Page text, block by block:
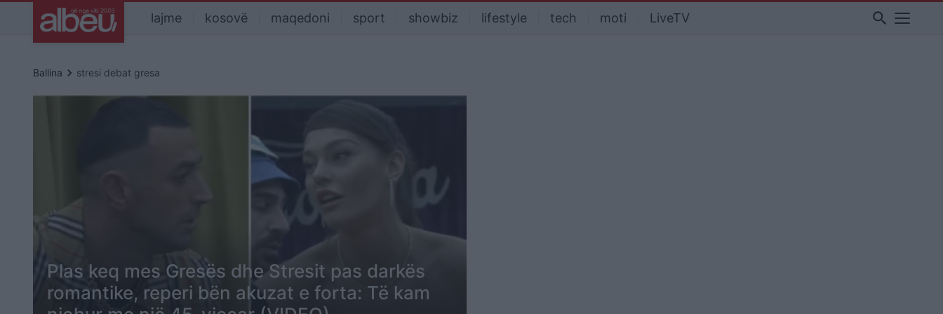
lajme kosovë maqedoni sport showbiz lifestyle tech moti LiveTV search
Ballina keyboard_arrow_right stresi debat gresa
Plas keq mes Gresës dhe Stresit pas darkës
romantike, reperi bën akuzat e forta: Të kam